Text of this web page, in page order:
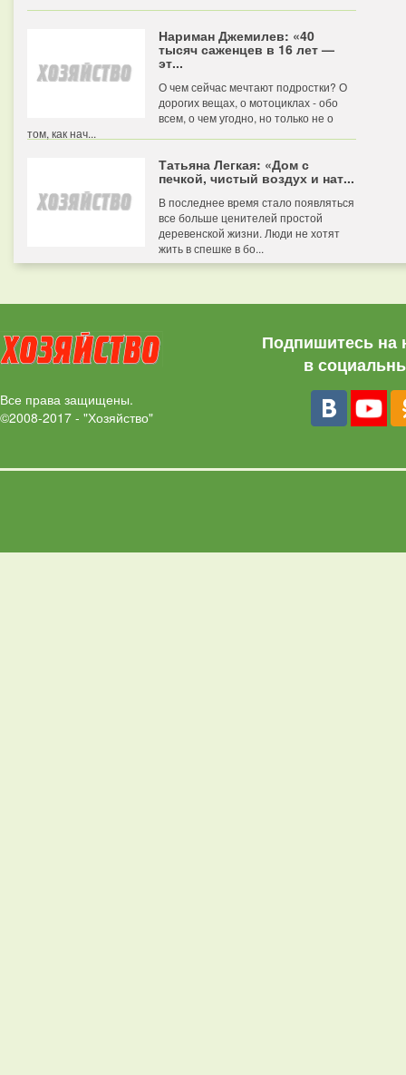
Нариман Джемилев: «40
тысяч саженцев в 16 лет —
эт...
О чем сейчас мечтают подростки? О
дорогих вещах, о мотоциклах - обо
всем, о чем угодно, но только не о
том, как нач...
Татьяна Легкая: «Дом с
печкой, чистый воздух и нат...
В последнее время стало появляться
все больше ценителей простой
деревенской жизни. Люди не хотят
жить в спешке в бо...
Все права защищены.
©2008-2017 - "Хозяйство"
Подпишитесь на
в